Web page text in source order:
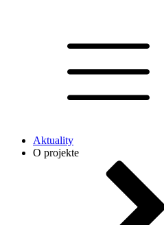
Aktuality
O projekte